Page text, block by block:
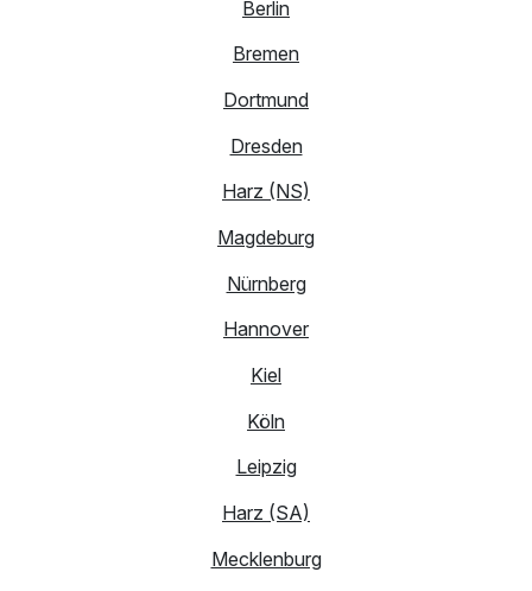
Berlin
Bremen
Dortmund
Dresden
Harz (NS)
Magdeburg
Nürnberg
Hannover
Kiel
Köln
Leipzig
Harz (SA)
Mecklenburg